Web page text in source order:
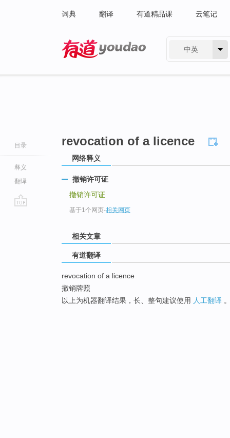
词典 翻译 有道精品课 云笔记
中英
目录
释义
翻译
revocation of a licence
网络释义
撤销许可证
撤销许可证
基于1个网页-相关网页
相关文章
有道翻译
revocation of a licence
撤销牌照
以上为机器翻译结果，长、整句建议使用 人工翻译